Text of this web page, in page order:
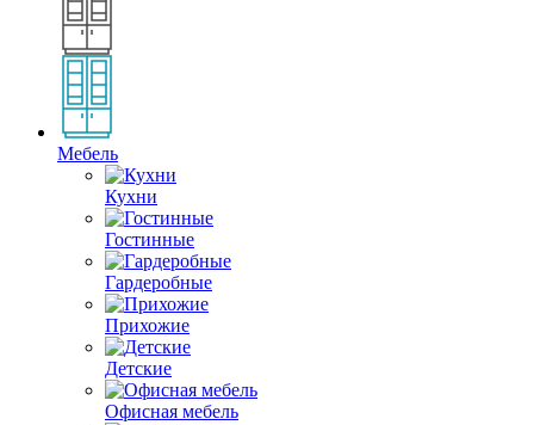
Мебель
Кухни
Гостинные
Гардеробные
Прихожие
Детские
Офисная мебель